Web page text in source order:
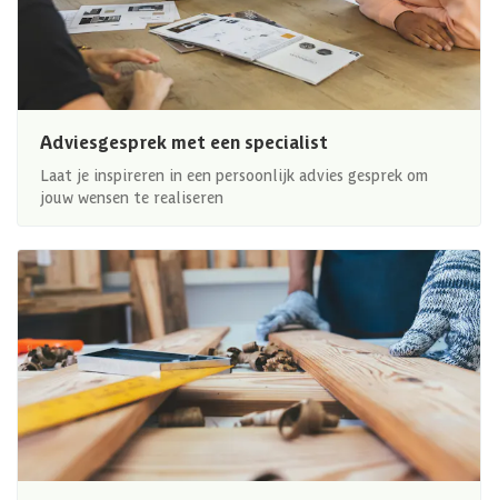
Adviesgesprek met een specialist
Laat je inspireren in een persoonlijk advies gesprek om
jouw wensen te realiseren